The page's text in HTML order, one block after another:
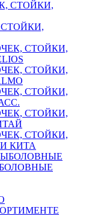
СТОЙКИ,
СТОЙКИ,
СТОЙКИ,
СТОЙКИ,
СТОЙКИ,
КИТА